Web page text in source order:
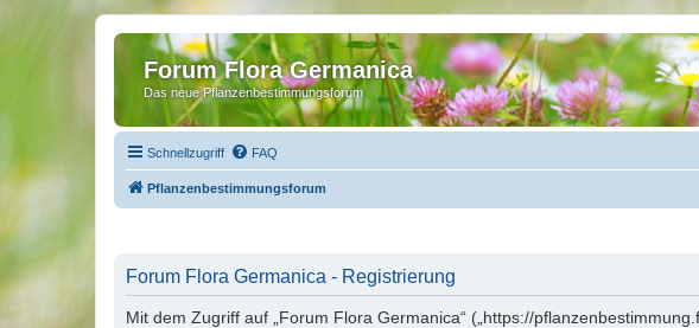
Forum Flora Germanica
Das neue Pflanzenbestimmungsforum
Schnellzugriff FAQ
Pflanzenbestimmungsforum
Forum Flora Germanica - Registrierung
Mit dem Zugriff auf „Forum Flora Germanica“ („https://